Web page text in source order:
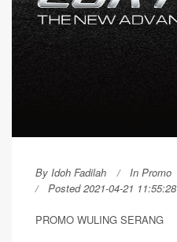
By Idoh Fadilah In Promo
Posted 2021-04-21 11:55:28
PROMO WULING SERANG